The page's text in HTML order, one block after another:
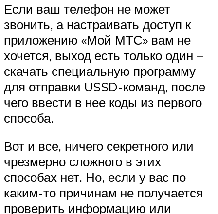
Если ваш телефон не может
звонить, а настраивать доступ к
приложению «Мой МТС» вам не
хочется, выход есть только один –
скачать специальную программу
для отправки USSD-команд, после
чего ввести в нее коды из первого
способа.
Вот и все, ничего секретного или
чрезмерно сложного в этих
способах нет. Но, если у вас по
каким-то причинам не получается
проверить информацию или